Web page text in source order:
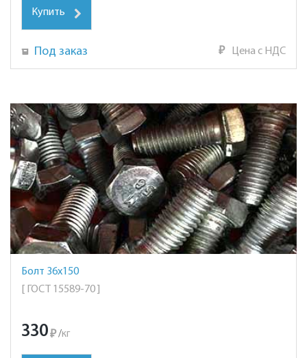
Купить
Под заказ ₽ Цена с НДС
Болт 36х150
[ ГОСТ 15589-70 ]
330₽ /кг